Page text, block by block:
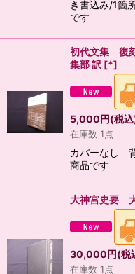
き書込み/1箇
です
初代文集 復
集部 訳 [*]
5,000円(税
在庫数 1点
カバーなし
商品です
大神宮史要
30,000円(税
在庫数 1点